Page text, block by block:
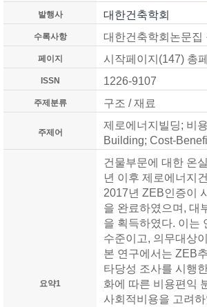
발행사 대한건축학회
수록사항 대한건축학회논문집
페이지 시작페이지(147) 총
ISSN 1226-9107
주제분류 구조 / 재료
주제어
제로에너지빌딩; 비
Building; Cost-
요약1
건물부문에 대한 온
년 이후 제로에너지
2017년 ZEB인증이
을 완료하였으며, 대
을 획득하였다. 이는
수준이고, 의무대상
본 연구에서는 ZEB
타당성 조사를 시행
화에 따른 비용편익
사회적비용을 고려